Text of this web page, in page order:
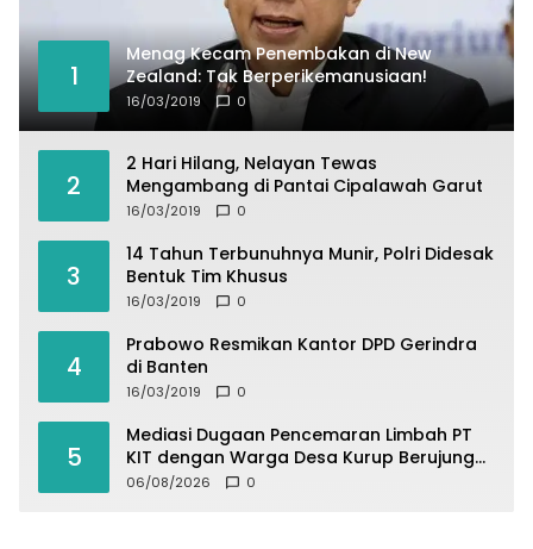
1
Menag Kecam Penembakan di New
Zealand: Tak Berperikemanusiaan!
16/03/2019 0
2
2 Hari Hilang, Nelayan Tewas
Mengambang di Pantai Cipalawah Garut
16/03/2019 0
3
14 Tahun Terbunuhnya Munir, Polri Didesak
Bentuk Tim Khusus
16/03/2019 0
4
Prabowo Resmikan Kantor DPD Gerindra
di Banten
16/03/2019 0
5
Mediasi Dugaan Pencemaran Limbah PT
KIT dengan Warga Desa Kurup Berujung
Buntu
06/08/2026 0